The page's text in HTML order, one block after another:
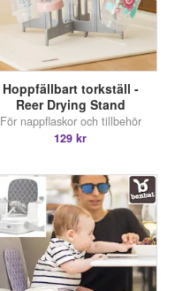
Hoppfällbart torkställ -
Reer Drying Stand
För nappflaskor och tillbehör
129 kr